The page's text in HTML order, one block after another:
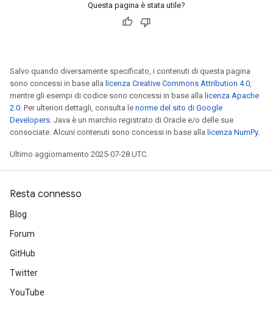
Questa pagina è stata utile?
Salvo quando diversamente specificato, i contenuti di questa pagina
sono concessi in base alla licenza Creative Commons Attribution 4.0,
mentre gli esempi di codice sono concessi in base alla licenza Apache
2.0. Per ulteriori dettagli, consulta le norme del sito di Google
Developers. Java è un marchio registrato di Oracle e/o delle sue
consociate. Alcuni contenuti sono concessi in base alla licenza NumPy.
Ultimo aggiornamento 2025-07-28 UTC.
Resta connesso
Blog
Forum
GitHub
Twitter
YouTube